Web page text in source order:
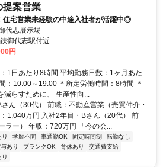
提案営業
住宅営業未経験の中途入社者が活躍中◎
代志展示場
御代志駅付近
円
1日あたり8時間 平均勤務日数：1ヶ月あた
：10:00～19:00 ＊所定労働時間：8時間 ＊
らすために、 生産性向...
ん（30代） 前職：不動産営業（売買仲介・
1,040万円 入社2年目・Bさん（20代） 前
ラー） 年収：720万円 「今の会...
学歴不問 車通勤OK 固定時間制
転勤なし
あり ブランクOK 育休あり
交通費支給